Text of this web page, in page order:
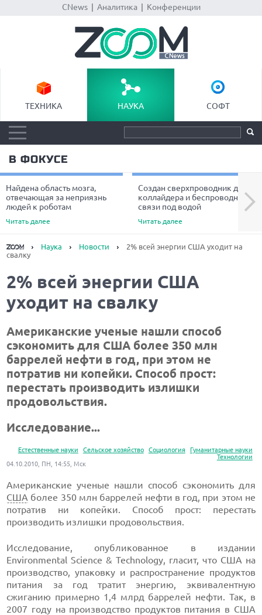
CNews| Аналитика| Конференции
ТЕХНИКА НАУКА СОФТ
В ФОКУСЕ
Найдена область мозга,
отвечающая за неприязнь
людей к роботам
Читать далее
Создан сверхпроводник для
коллайдера и беспроводной
связи под водой
Читать далее
Next
Наука Новости
2% всей энергии США уходит на
свалку
2% всей энергии США
уходит на свалку
Американские ученые нашли способ
сэкономить для США более 350 млн
баррелей нефти в год, при этом не
потратив ни копейки. Способ прост:
перестать производить излишки
продовольствия.
Исследование...
Естественные науки Сельское хозяйство Социология
Гуманитарные науки
Технологии
04.10.2010, ПН, 14:55, Мск
Американские ученые нашли способ сэкономить для
США более 350 млн баррелей нефти в год, при этом не
потратив ни копейки. Способ прост: перестать
производить излишки продовольствия.
Исследование, опубликованное в издании
Environmental Science & Technology, гласит, что США на
производство, упаковку и распространение продуктов
питания за год тратит энергию, эквивалентную
сжиганию примерно 1,4 млрд баррелей нефти. Так, в
2007 году на производство продуктов питания в США